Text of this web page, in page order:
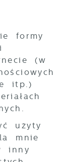
formy
(w
itp.)
użyty
mnie
inny